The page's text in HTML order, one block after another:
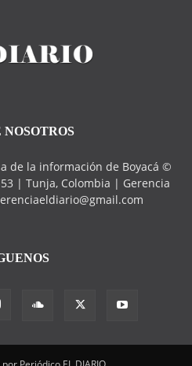
NOSOTROS
de la información de Boyacá ©
| Tunja, Colombia | Gerencia